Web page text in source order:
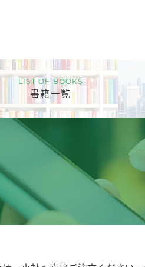
LIST OF BOOKS
書籍一覧